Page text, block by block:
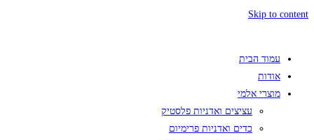
Skip to content
עמוד הבית
אודות
מוצרי אלמי
עציצים ואדניות פלסטיק
כדים ואדניות פרימיום